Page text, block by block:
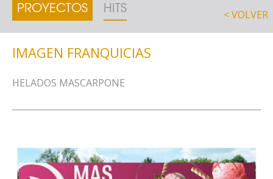
PROYECTOS HITS < VOLVER
IMAGEN FRANQUICIAS
HELADOS MASCARPONE